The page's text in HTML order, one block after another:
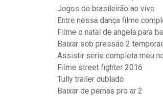
Jogos do brasileirão ao vivo
Entre nessa dança filme
Filme o natal de angela para
Baixar sob pressão 2
Assistir serie completa meu
Filme street fighter 2016
Tully trailer dublado
Baixar de pernas pro ar 2